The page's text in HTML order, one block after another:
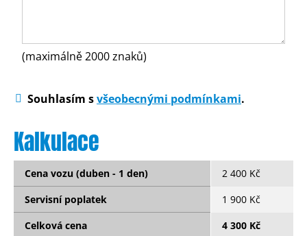
(maximálně 2000 znaků)
Souhlasím svšeobecnými podmínkami.
Kalkulace
Cena vozu (duben - 1 den)
2 400 Kč
Servisní poplatek
1 900 Kč
Celková cena
4 300 Kč